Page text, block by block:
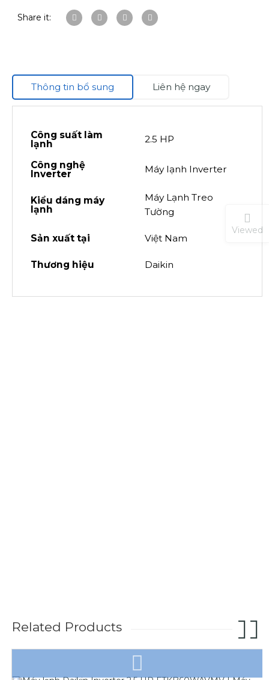
Share it:
Thông tin bổ sung Liên hệ ngay
Công suất làm
lạnh 2.5 HP
Công nghệ
Inverter Máy lạnh Inverter
Kiểu dáng máy
lạnh
Máy Lạnh Treo
Tường
Sản xuất tại Việt Nam
Thương hiệu Daikin
Related Products
Viewed